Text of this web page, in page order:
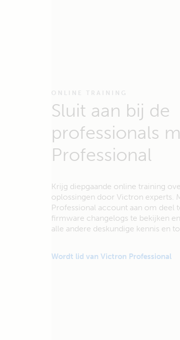
ONLINE TRAINING
Sluit aan bij de
professionals
Professional
Krijg diepgaande online training
oplossingen door Victron experts.
Professional account aan om deel
firmware changelogs te bekijken
alle andere deskundige kennis en
Wordt lid van Victron Professional